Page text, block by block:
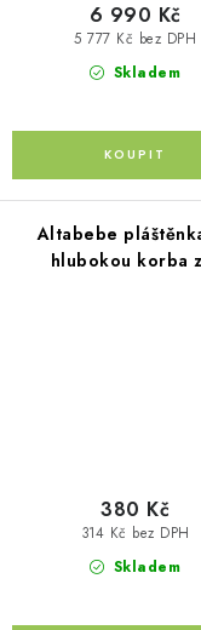
Skladem
5 777 Kč bez DPH
6 990 Kč
Altabebe
hlubokou korba
Skladem
314 Kč bez DPH
380 Kč